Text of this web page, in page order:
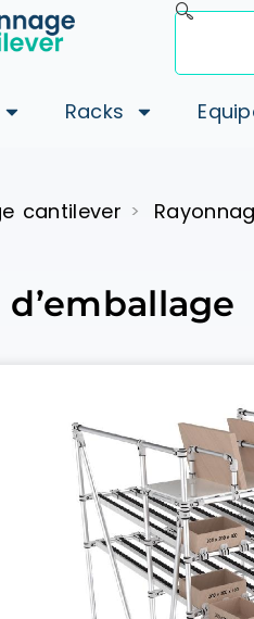
Racks
cantilever >